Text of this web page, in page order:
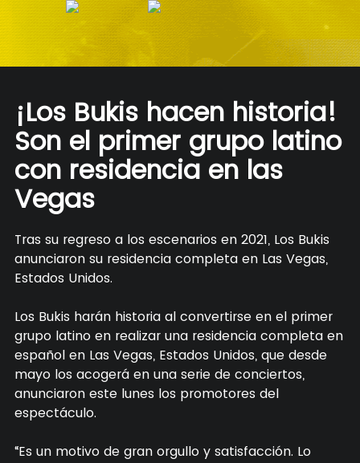
¡Los Bukis hacen historia!
Son el primer grupo latino
con residencia en las
Vegas
Tras su regreso a los escenarios en 2021, Los Bukis
anunciaron su residencia completa en Las Vegas,
Estados Unidos.
Los Bukis harán historia al convertirse en el primer
grupo latino en realizar una residencia completa en
español en Las Vegas, Estados Unidos, que desde
mayo los acogerá en una serie de conciertos,
anunciaron este lunes los promotores del
espectáculo.
“Es un motivo de gran orgullo y satisfacción. Lo